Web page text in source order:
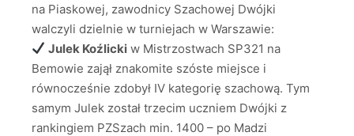
na Piaskowej, zawodnicy Szachowej Dwójki
walczyli dzielnie w turniejach w Warszawie:
Julek Koźlicki w Mistrzostwach SP321 na
Bemowie zajął znakomite szóste miejsce i
równocześnie zdobył IV kategorię szachową. Tym
samym Julek został trzecim uczniem Dwójki z
rankingiem PZSzach min. 1400 – po Madzi